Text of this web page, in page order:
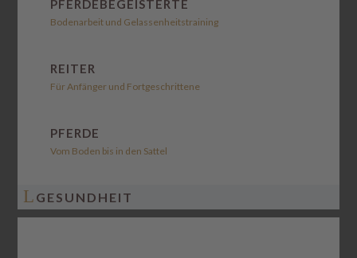
PFERDEBEGEISTERTE
Bodenarbeit und Gelassenheitstraining
REITER
Für Anfänger und Fortgeschrittene
PFERDE
Vom Boden bis in den Sattel
L GESUNDHEIT